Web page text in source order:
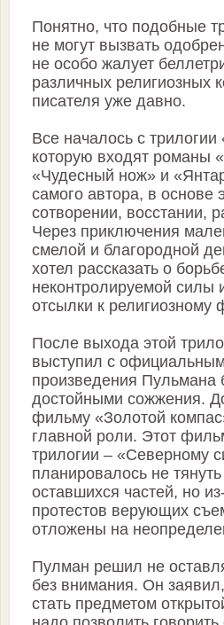
Понятно, что подобные
не могут вызвать
не особо жалует
различных религиозных
писателя уже давно.
Все началось с
которую входят романы
«Чудесный нож» и
самого автора, в основе
сотворении, восстании,
Через приключения
смелой и благородной
хотел рассказать о
неконтролируемой силы
отсылки к религиозному
После выхода этой
выступил с
произведения Пульмана
достойными сожжения.
фильму «Золотой
главной роли. Этот
трилогии – «Северному
планировалось не
оставшихся частей, но
протестов верующих
отложены на
Пулман решил не
без внимания. Он
стать предметом